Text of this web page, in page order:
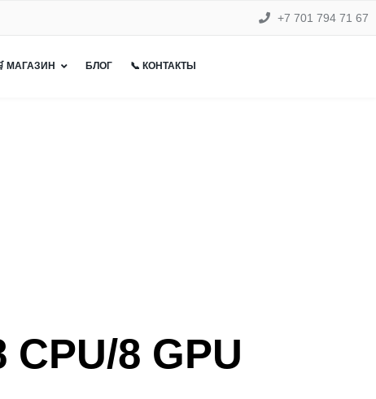
+7 701 794 71 67
МАГАЗИН БЛОГ 📞 КОНТАКТЫ
8 GPU